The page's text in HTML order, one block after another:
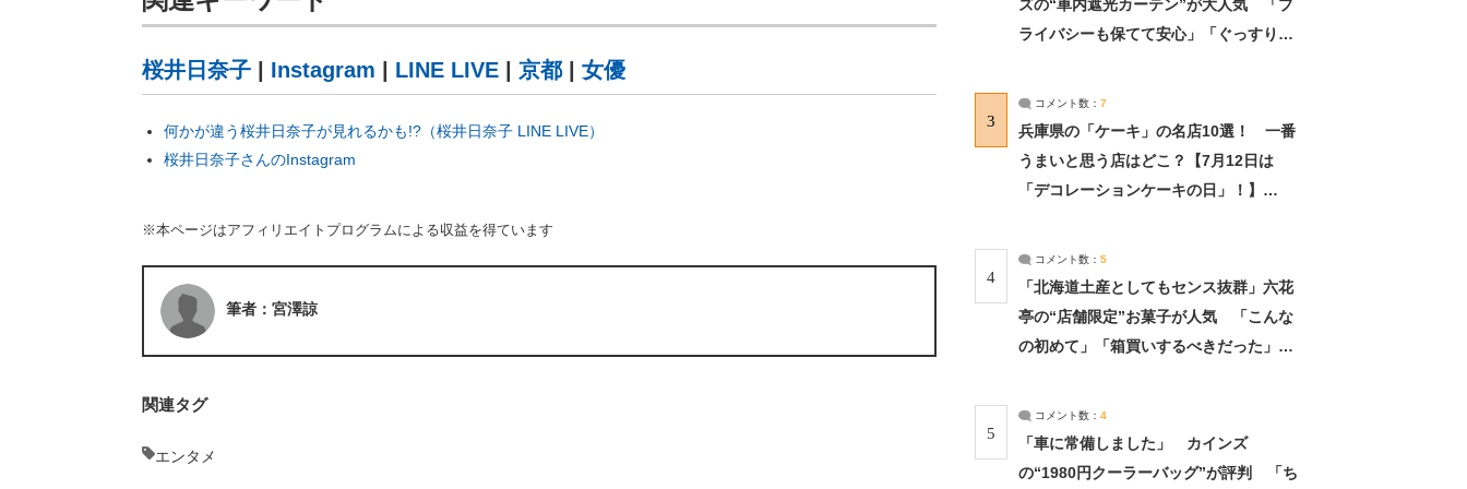
桜井日奈子 Instagram LINE LIVE 京都| 女優
何かが違う桜井日奈子が見れるかも!?（桜井日奈子 LINE LIVE）
桜井日奈子さんのInstagram
※本ページはアフィリエイトプログラムによる収益を得ています
筆者：宮澤諒
関連タグ
エンタメ
ズの“車内遮光カーテン”が大人気 「プ
ライバシーも保てて安心」「ぐっすり眠
3
コメント数： 7
兵庫県の「ケーキ」の名店10選！ 一番
うまいと思う店はどこ？【7月12日は
「デコレーションケーキの日」！】
4
コメント数： 5
「北海道土産としてもセンス抜群」六花
亭の“店舗限定”お菓子が人気 「こんな
の初めて」「箱買いするべきだった」
5
コメント数： 4
「車に常備しました」 カインズ
の“1980円クーラーバッグ”が評判 「ち